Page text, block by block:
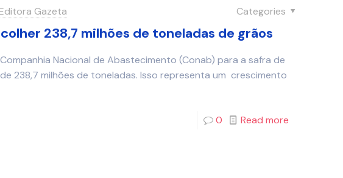
Gazeta Categories
238,7 milhões de toneladas de grãos
Nacional de Abastecimento (Conab) para a safra de
238,7 milhões de toneladas. Isso representa um crescimento
0 Read more